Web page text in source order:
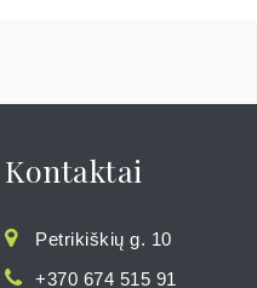
Kontaktai
Petrikiškių g. 10
+370 674 515 91